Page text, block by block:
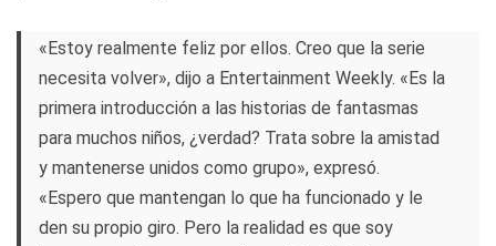
«Estoy realmente feliz por ellos. Creo que la serie
necesita volver», dijo a Entertainment Weekly. «Es la
primera introducción a las historias de fantasmas
para muchos niños, ¿verdad? Trata sobre la amistad
y mantenerse unidos como grupo», expresó.
«Espero que mantengan lo que ha funcionado y le
den su propio giro. Pero la realidad es que soy